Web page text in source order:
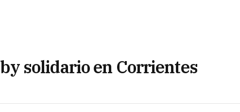
solidario en Corrientes